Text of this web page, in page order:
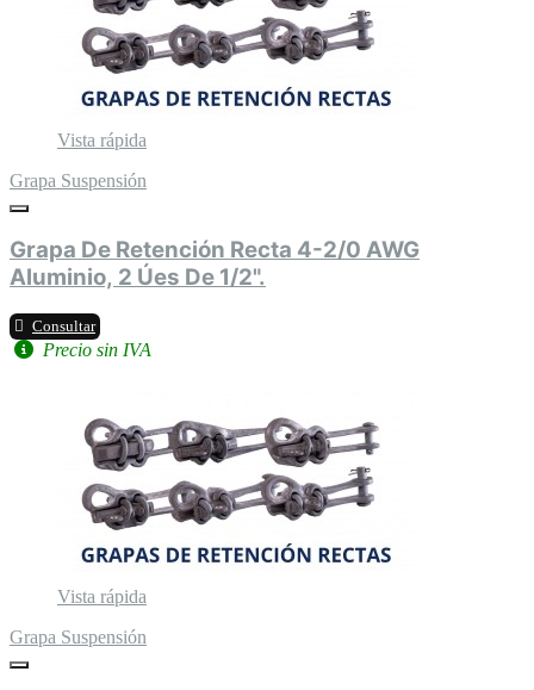
Vista rápida
Grapa Suspensión
Grapa De Retención Recta 4-2/0 AWG
Aluminio, 2 Úes De 1/2".
Consultar
Precio sin IVA
Vista rápida
Grapa Suspensión